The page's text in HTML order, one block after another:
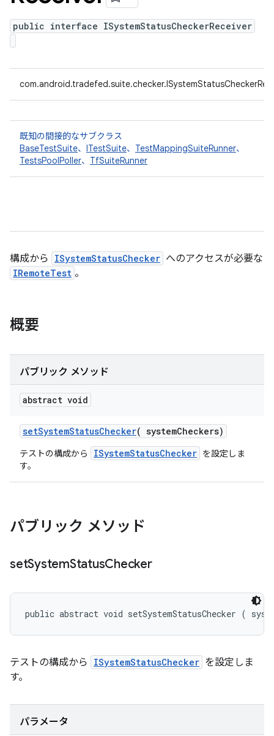
public interface ISystemStatusCheckerReceiver
既知の間接的なサブクラス
BaseTestSuite、 ITestSuite、 TestMappingSuiteRunner、
TestsPoolPoller、 TfSuiteRunner
構成から ISystemStatusChecker へのアクセスが必要な
IRemoteTest 。
概要
パブリック メソッド
abstract void
setSystemStatusChecker( systemCheckers)
テストの構成から ISystemStatusChecker を設定しま
す。
パブリック メソッド
setSystemStatusChecker
public abstract void setSystemStatusChecker (
テストの構成から ISystemStatusChecker を設定しま
す。
パラメータ